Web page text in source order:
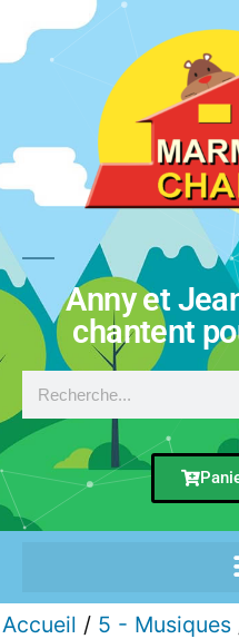
Anny et
chantent
Accueil / 5 - Musiques